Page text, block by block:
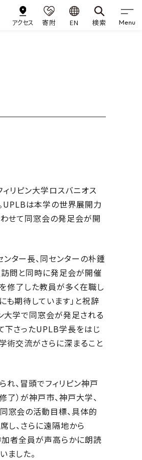
アクセス 寄附 EN 検索 Menu
リピン大学ロスバニオス
は本学の世界展開力
せて同窓会の発足会が開
ター長、同センターの朴鍾
問と同時に発足会が開催
修了した教員が多く在職し
も期待しています」と祝辞
大学で同窓会が発足される
下さったUPLB学長をはじ
術交流がさらに深まること
、冒頭でフィリピン神戸
）が神戸市、神戸大学、
窓会の活動目標、具体的
、さらに遠隔地から
者全員が声高らかに朗読
した。